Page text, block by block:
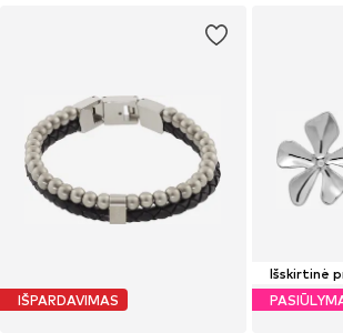
IŠPARDAVIMAS
Išskirtinė